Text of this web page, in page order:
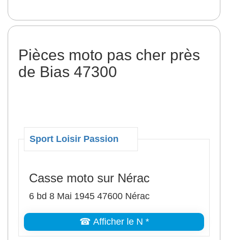
Pièces moto pas cher près
de Bias 47300
Sport Loisir Passion
Casse moto sur Nérac
6 bd 8 Mai 1945 47600 Nérac
☎ Afficher le N *